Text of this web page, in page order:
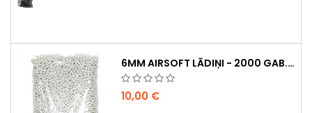
6MM AIRSOFT LĀDIŅI - 2000 GAB., 0,20G, AUGSTAS KVALITĀTES
10,00 €